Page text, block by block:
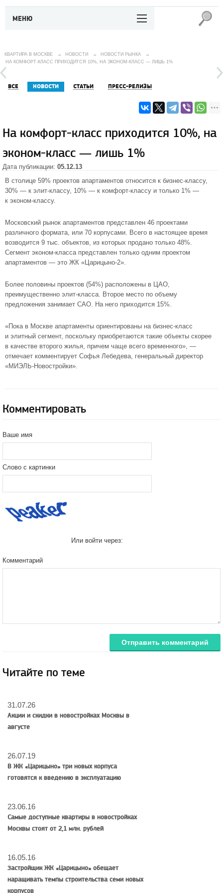
МЕНЮ
КВАРТИРА В МОСКВЕ → НОВОСТИ → НОВОСТИ РЫНКА
→
НА КОМФОРТ-КЛАСС ПРИХОДИТСЯ 10%, НА ЭКОНОМ-КЛАСС — ЛИШЬ 1%
ВСЕ НОВОСТИ СТАТЬИ ПРЕСС-РЕЛИЗЫ
На комфорт-класс приходится 10%, на
эконом-класс — лишь 1%
Дата публикации: 05.12.13
В столице 59% проектов апартаментов относится к бизнес-классу,
30% — к элит-классу, 10% — к комфорт-классу и только 1% —
к эконом-классу.
Московский рынок апартаментов представлен 46 проектами
различного формата, или 70 корпусами. Всего в настоящее время
возводится 9 тыс. объектов, из которых продано только 48%.
Сегмент эконом-классапредставлен только одним проектом
апартаментов — это ЖК «Царицыно-2».
Более половины проектов (54%) расположены в ЦАО,
преимущественно элит-класса. Второе место по объему
предложения занимает САО. На него приходится 15%.
«Пока в Москве апартаменты ориентированы на бизнес-класс
и элитный сегмент, поскольку приобретаются такие объекты скорее
в качестве второго жилья, причем чаще всего временного», —
отмечает комментирует Софья Лебедева, генеральный директор
«МИЭЛЬ-Новостройки».
Комментировать
Ваше имя
Слово с картинки
Или войти через:
Комментарий
Отправить комментарий
Читайте по теме
31.07.26
Акции и скидки в новостройках Москвы в
августе
26.07.19
В ЖК «Царицыно» три новых корпуса
готовятся к введению в эксплуатацию
23.06.16
Самые доступные квартиры в новостройках
Москвы стоят от 2,1 млн. рублей
16.05.16
Застройщик ЖК «Царицыно» обещает
наращивать темпы строительства семи новых
корпусов